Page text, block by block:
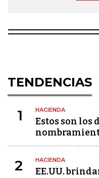
TENDENCIAS
1 HACIENDA
Estos son los
2 HACIENDA
EE.UU.